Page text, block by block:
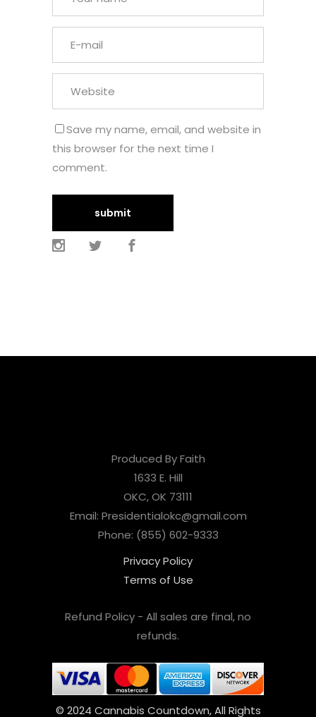
Save my name, email, and website in
this browser for the next time I
comment.
Produced By Faith
1633 E. Hill
OKC, OK 73111
Email: Presidentialokc@gmail.com
Phone: (855) 602-9333
Privacy Policy
Terms of Use
Refund Policy - All sales are final, no
refunds.
© 2024 Cannabis Countdown, All Rights